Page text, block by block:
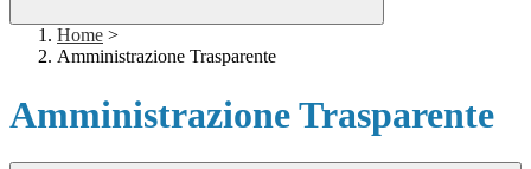
Home >
Amministrazione Trasparente
Amministrazione Trasparente